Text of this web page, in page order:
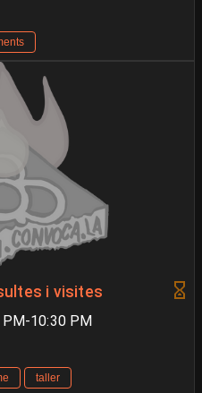
i visites
PM-10:30 PM
taller